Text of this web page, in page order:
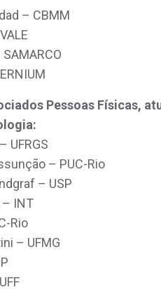
– CBMM
Pessoas Físicas,
UFRGS
– PUC-Rio
– USP
– INT
Rio
– UFMG